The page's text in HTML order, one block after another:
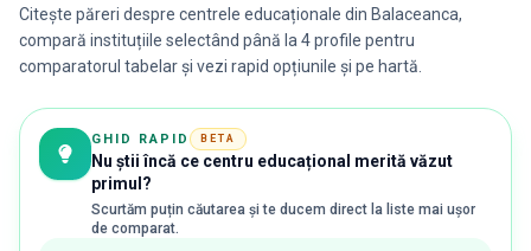
Citește păreri despre centrele educaționale din Balaceanca,
compară instituțiile selectând până la 4 profile pentru
comparatorul tabelar și vezi rapid opțiunile și pe hartă.
GHID RAPID BETA
Nu știi încă ce centru educațional merită văzut
primul?
Scurtăm puțin căutarea și te ducem direct la liste mai ușor
de comparat.